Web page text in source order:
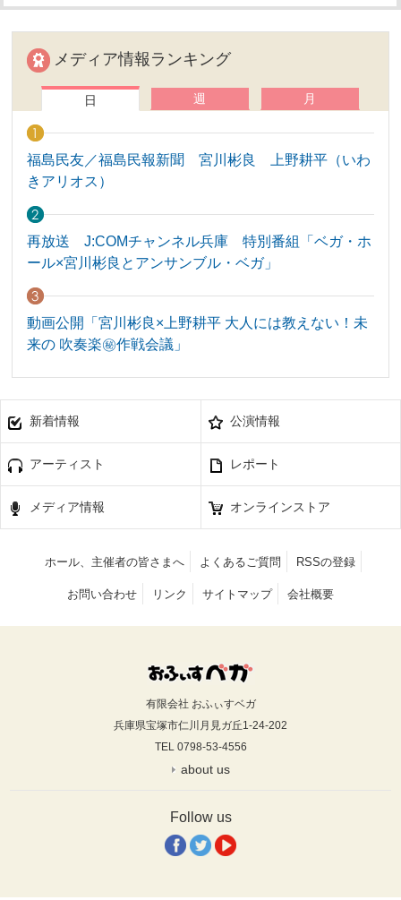
メディア情報ランキング
日 週 月
福島民友／福島民報新聞 宮川彬良 上野耕平（いわ
きアリオス）
再放送 J:COMチャンネル兵庫 特別番組「ベガ・ホ
ール×宮川彬良とアンサンブル・ベガ」
動画公開「宮川彬良×上野耕平 大人には教えない！未
来の 吹奏楽㊙作戦会議」
新着情報 公演情報
アーティスト レポート
メディア情報 オンラインストア
ホール、主催者の皆さまへ よくあるご質問 RSSの登録
お問い合わせ リンク サイトマップ 会社概要
有限会社 おふぃすベガ
兵庫県宝塚市仁川月見ガ丘1-24-202
TEL 0798-53-4556
about us
Follow us